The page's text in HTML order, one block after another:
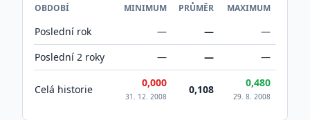
OBDOBÍ MINIMUM PRŮMĚR MAXIMUM
Poslední rok — —
—
Poslední 2 roky
— — —
Celá historie
0,000
31. 12. 2008
0,108
0,480
29. 8. 2008